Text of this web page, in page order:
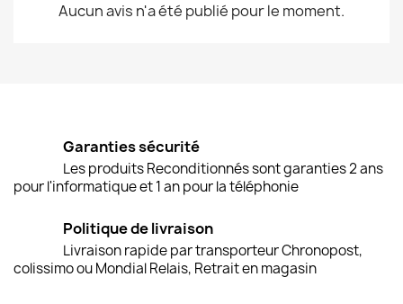
Aucun avis n'a été publié pour le moment.
Garanties sécurité
Les produits Reconditionnés sont garanties 2 ans
pour l'informatique et 1 an pour la téléphonie
Politique de livraison
Livraison rapide par transporteur Chronopost,
colissimo ou Mondial Relais, Retrait en magasin